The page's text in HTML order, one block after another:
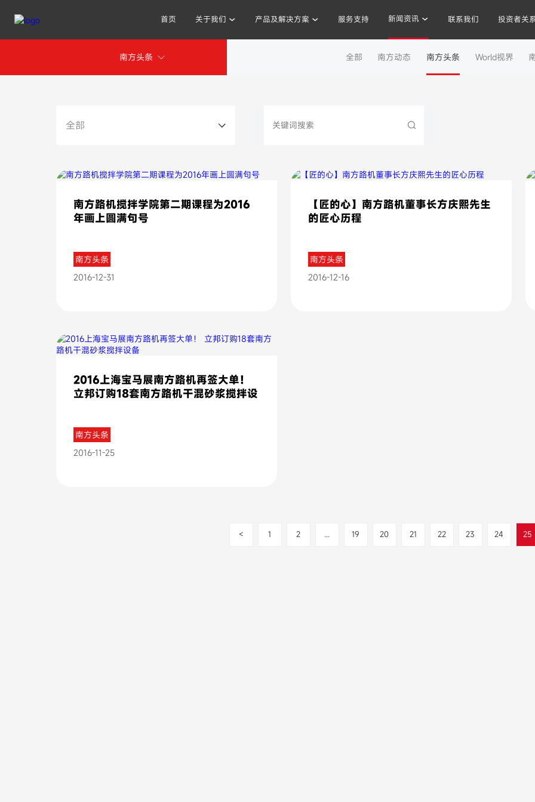
首页 关于我们 产品及解决方案 服务支持 新闻资讯 联系我们 投资者关
其他人也在搜索: 干混砂浆
南方头条
南方头条 全部 南方动态 南方头条 World视界
全部
南方路机搅拌学院第二期课程为2016
年画上圆满句号
南方头条
2016-12-31
【匠的心】南方路机董事长方庆熙先生
的匠心历程
南方头条
2016-12-16
2016上海宝马展南方路机再签大单！
立邦订购18套南方路机干混砂浆搅拌设
南方头条
2016-11-25
< 1 2 ... 19 20 21 22 23 24 25